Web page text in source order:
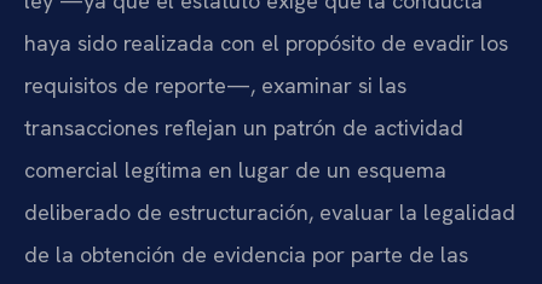
haya sido realizada con el propósito de evadir los
requisitos de reporte—, examinar si las
transacciones reflejan un patrón de actividad
comercial legítima en lugar de un esquema
deliberado de estructuración, evaluar la legalidad
de la obtención de evidencia por parte de las